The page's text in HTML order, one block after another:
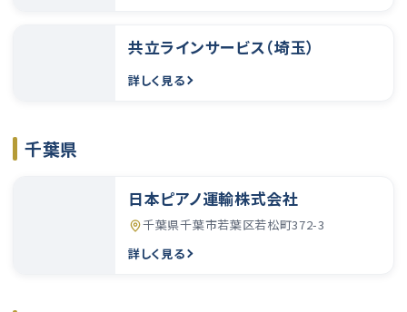
共立ラインサービス（埼玉）
詳しく見る
千葉県
日本ピアノ運輸株式会社
千葉県千葉市若葉区若松町372-3
詳しく見る